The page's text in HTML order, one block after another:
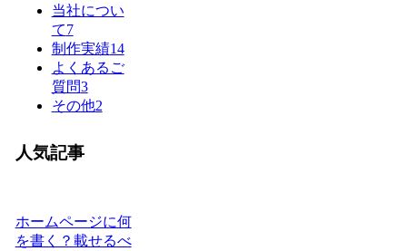
当社につい
て7
制作実績14
よくあるご
質問3
その他2
人気記事
ホームページに何
を書く？載せるべ